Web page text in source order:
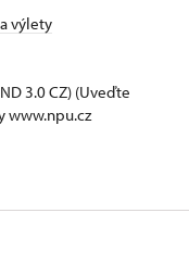
výlety
3.0 CZ) (Uveďte
www.npu.cz